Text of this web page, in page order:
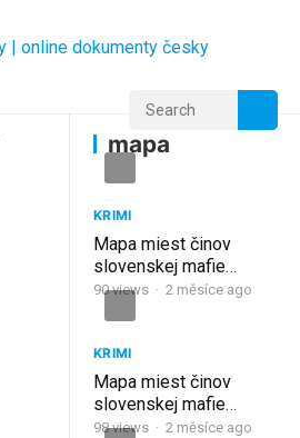
mapa
mapa
KRIMI
Mapa miest činov
slovenskej mafie
(2011) 17. ČASŤ
90views · 2 měsíce ago
KRIMI
Mapa miest činov
slovenskej mafie
(2010) 16. ČASŤ
98views · 2 měsíce ago